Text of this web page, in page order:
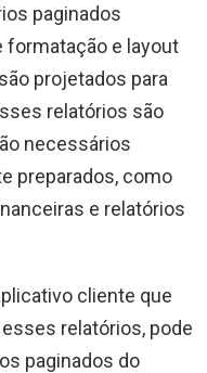
paginados
formatação e layout
projetados para
relatórios são
necessários
preparados, como
e relatórios
cliente que
relatórios, pode
paginados do